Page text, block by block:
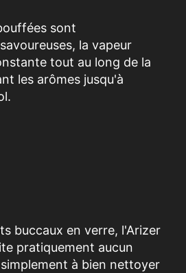
sont
la vapeur
tout au long de la
les arômes jusqu'à
buccaux en verre, l'Arizer
pratiquement aucun
à bien nettoyer